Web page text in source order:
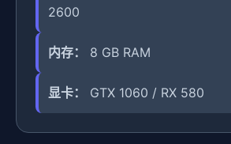
2600
内存： 8 GB RAM
显卡： GTX 1060 / RX 580